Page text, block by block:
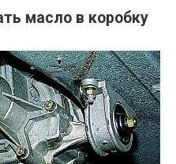
масло в коробку